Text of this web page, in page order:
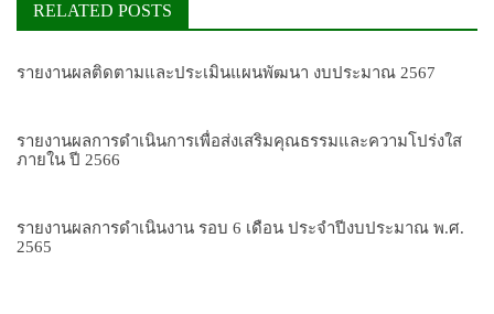
RELATED POSTS
รายงานผลติดตามและประเมินแผนพัฒนา งบประมาณ 2567
รายงานผลการดำเนินการเพื่อส่งเสริมคุณธรรมและความโปร่งใส
ภายใน ปี 2566
รายงานผลการดำเนินงาน รอบ 6 เดือน ประจำปีงบประมาณ พ.ศ.
2565